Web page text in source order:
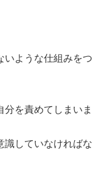
いような仕組みをつ
を責めてしまいま
識していなければな